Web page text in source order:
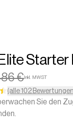
Starter
€Inkl. MWST
(alle 102
Sie den